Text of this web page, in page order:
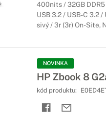
400nits / 32GB DDR5
USB 3.2 / USB-C 3.2
sivý / 3r (3r) On-Site,
NOVINKA
HP Zbook 8
kód produktu: